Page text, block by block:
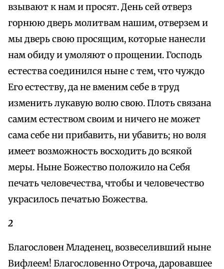
взывают к нам и просят. День сей отверз
горнюю дверь молитвам нашим, отверзем и
мы дверь свою просящим, которые нанесли
нам обиду и умоляют о прощении. Господь
естества соединился ныне с тем, что чуждо
Его естеству, да не вменим себе в труд
изменить лукавую волю свою. Плоть связана
самим естеством своим и ничего не может
сама себе ни прибавить, ни убавить; но воля
имеет возможность восходить до всякой
меры. Ныне Божество положило на Себя
печать человечества, чтобы и человечество
украсилось печатью Божества.
2
Благословен Младенец, возвеселивший ныне
Вифлеем! Благословенно Отроча, даровавшее